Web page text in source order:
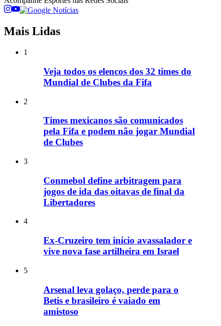
Mais Lidas
1
Veja todos os elencos dos 32 times do
Mundial de Clubes da Fifa
2
Times mexicanos são comunicados
pela Fifa e podem não jogar Mundial
de Clubes
3
Conmebol define arbitragem para
jogos de ida das oitavas de final da
Libertadores
4
Ex-Cruzeiro tem início avassalador e
vive nova fase artilheira em Israel
5
Arsenal leva golaço, perde para o
Betis e brasileiro é vaiado em
amistoso